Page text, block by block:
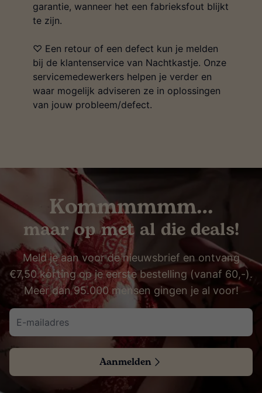
garantie, wanneer het een fabrieksfout blijkt
te zijn.
♡ Een retour of een defect kun je melden
bij de klantenservice van Nachtkastje. Onze
servicemedewerkers helpen je verder en
waar mogelijk adviseren ze in oplossingen
van jouw probleem/defect.
Kommmmmm…
maar op met al die deals!
Meld je aan voor de nieuwsbrief en ontvang
€7,50 korting op je eerste bestelling (vanaf 60,-).
Meer dan 95.000 mensen gingen je al voor!
Aanmelden